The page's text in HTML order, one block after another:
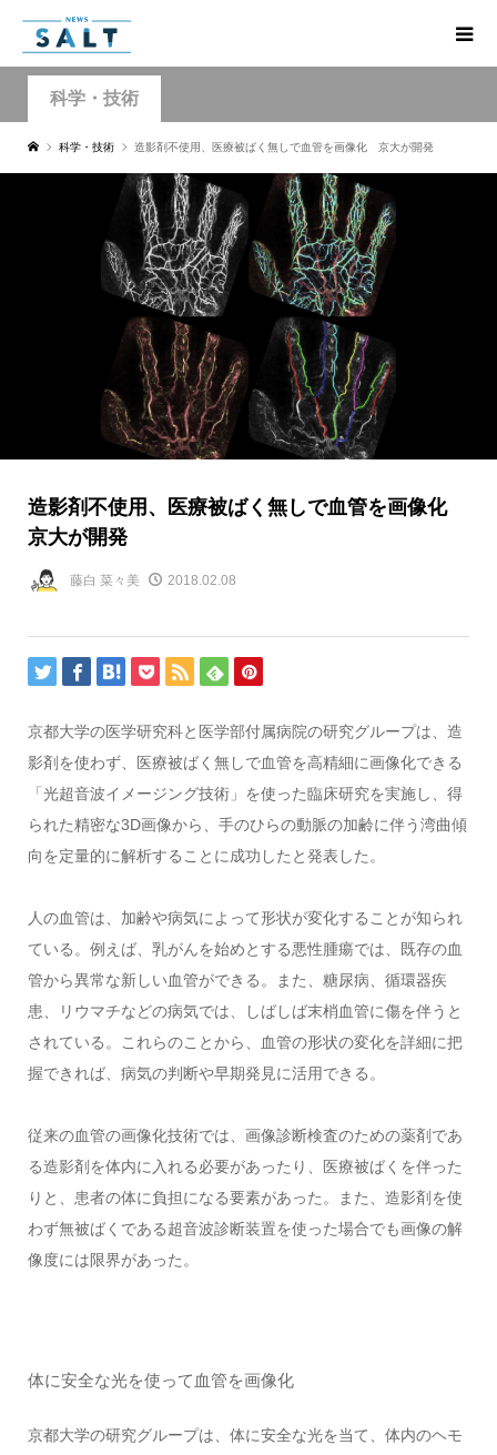
科学・技術
科学・技術 造影剤不使用、医療被ばく無しで血管を画像化 京大が開発
造影剤不使用、医療被ばく無しで血管を画像化
京大が開発
藤白 菜々美 2018.02.08
京都大学の医学研究科と医学部付属病院の研究グループは、造
影剤を使わず、医療被ばく無しで血管を高精細に画像化できる
「光超音波イメージング技術」を使った臨床研究を実施し、得
られた精密な3D画像から、手のひらの動脈の加齢に伴う湾曲傾
向を定量的に解析することに成功したと発表した。
人の血管は、加齢や病気によって形状が変化することが知られ
ている。例えば、乳がんを始めとする悪性腫瘍では、既存の血
管から異常な新しい血管ができる。また、糖尿病、循環器疾
患、リウマチなどの病気では、しばしば末梢血管に傷を伴うと
されている。これらのことから、血管の形状の変化を詳細に把
握できれば、病気の判断や早期発見に活用できる。
従来の血管の画像化技術では、画像診断検査のための薬剤であ
る造影剤を体内に入れる必要があったり、医療被ばくを伴った
りと、患者の体に負担になる要素があった。また、造影剤を使
わず無被ばくである超音波診断装置を使った場合でも画像の解
像度には限界があった。
体に安全な光を使って血管を画像化
京都大学の研究グループは、体に安全な光を当て、体内のヘモ